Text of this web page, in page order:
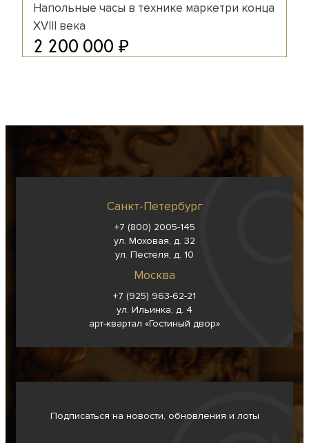
Напольные часы в технике маркетри конца
XVIII века
2 200 000 ₽
Санкт-Петербург
+7 (800) 2005-145
ул. Моховая, д. 32
ул. Пестеля, д. 10
Москва
+7 (925) 963-62-21
ул. Ильинка, д. 4
арт-квартал «Гостиный двор»
Подписаться на новости, обновления и лоты